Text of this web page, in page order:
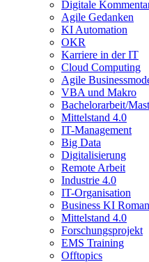
Digitale
Agile Gedanken
KI Automation
OKR
Karriere in der IT
Cloud Computing
Agile
VBA und Makro
Bachelorarbeit/
Mittelstand 4.0
IT-Management
Big Data
Digitalisierung
Remote Arbeit
Industrie 4.0
IT-Organisation
Business KI Roman
Mittelstand 4.0
Forschungsprojekt
EMS Training
Offtopics